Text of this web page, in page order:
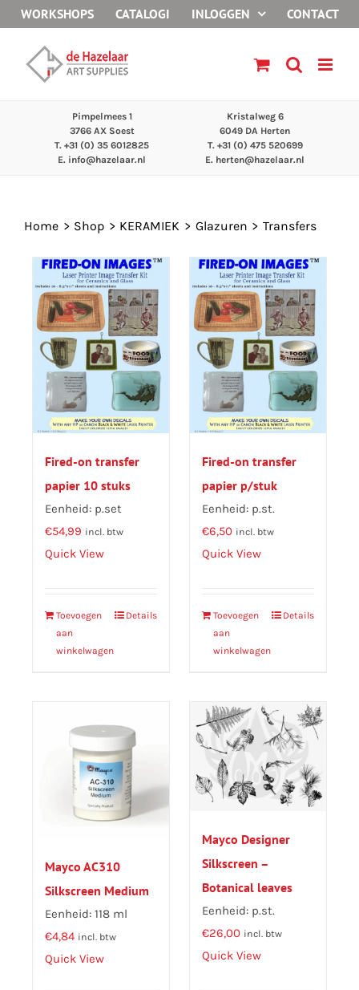
naar
inhoud
WORKSHOPS CATALOGI INLOGGEN CONTACT
Pimpelmees 1
3766 AX Soest
T. +31 (0) 35 6012825
E. info@hazelaar.nl
Kristalweg 6
6049 DA Herten
T. +31 (0) 475 520699
E. herten@hazelaar.nl
Home Shop KERAMIEK Glazuren Transfers
Fired-on transfer
papier 10 stuks
Eenheid: p.set
€54,99 incl. btw
Quick View
Toevoegen
aan
winkelwagen
Details
Fired-on transfer
papier p/stuk
Eenheid: p.st.
€6,50 incl. btw
Quick View
Toevoegen
aan
winkelwagen
Details
Mayco AC310
Silkscreen Medium
Eenheid: 118 ml
€4,84 incl. btw
Quick View
Mayco Designer
Silkscreen –
Botanical leaves
Eenheid: p.st.
€26,00 incl. btw
Quick View